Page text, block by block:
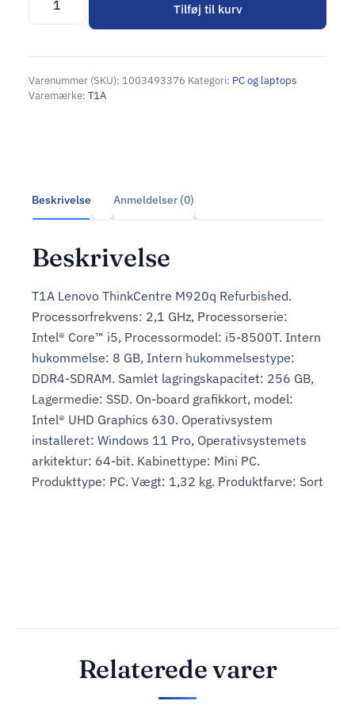
Tilføj til kurv
Alternative:
Varenummer (SKU): 1003493376 Kategori: PC og laptops
Varemærke: T1A
Beskrivelse Anmeldelser (0)
Beskrivelse
T1A Lenovo ThinkCentre M920q Refurbished.
Processorfrekvens: 2,1 GHz, Processorserie:
Intel® Core™ i5, Processormodel: i5-8500T. Intern
hukommelse: 8 GB, Intern hukommelsestype:
DDR4-SDRAM. Samlet lagringskapacitet: 256 GB,
Lagermedie: SSD. On-board grafikkort, model:
Intel® UHD Graphics 630. Operativsystem
installeret: Windows 11 Pro, Operativsystemets
arkitektur: 64-bit. Kabinettype: Mini PC.
Produkttype: PC. Vægt: 1,32 kg. Produktfarve: Sort
Relaterede varer